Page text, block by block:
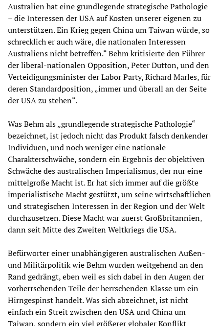
Australien hat eine grundlegende strategische Pathologie
– die Interessen der USA auf Kosten unserer eigenen zu
unterstützen. Ein Krieg gegen China um Taiwan würde, so
schrecklich er auch wäre, die nationalen Interessen
Australiens nicht betreffen.“ Behm kritisierte den Führer
der liberal-nationalen Opposition, Peter Dutton, und den
Verteidigungsminister der Labor Party, Richard Marles, für
deren Standardposition, „immer und überall an der Seite
der USA zu stehen“.
Was Behm als „grundlegende strategische Pathologie“
bezeichnet, ist jedoch nicht das Produkt falsch denkender
Individuen, und noch weniger eine nationale
Charakterschwäche, sondern ein Ergebnis der objektiven
Schwäche des australischen Imperialismus, der nur eine
mittelgroße Macht ist. Er hat sich immer auf die größte
imperialistische Macht gestützt, um seine wirtschaftlichen
und strategischen Interessen in der Region und der Welt
durchzusetzen. Diese Macht war zuerst Großbritannien,
dann seit Mitte des Zweiten Weltkriegs die USA.
Befürworter einer unabhängigeren australischen Außen-
und Militärpolitik wie Behm wurden weitgehend an den
Rand gedrängt, eben weil es sich dabei in den Augen der
vorherrschenden Teile der herrschenden Klasse um ein
Hirngespinst handelt. Was sich abzeichnet, ist nicht
einfach ein Streit zwischen den USA und China um
Taiwan, sondern ein viel größerer globaler Konflikt